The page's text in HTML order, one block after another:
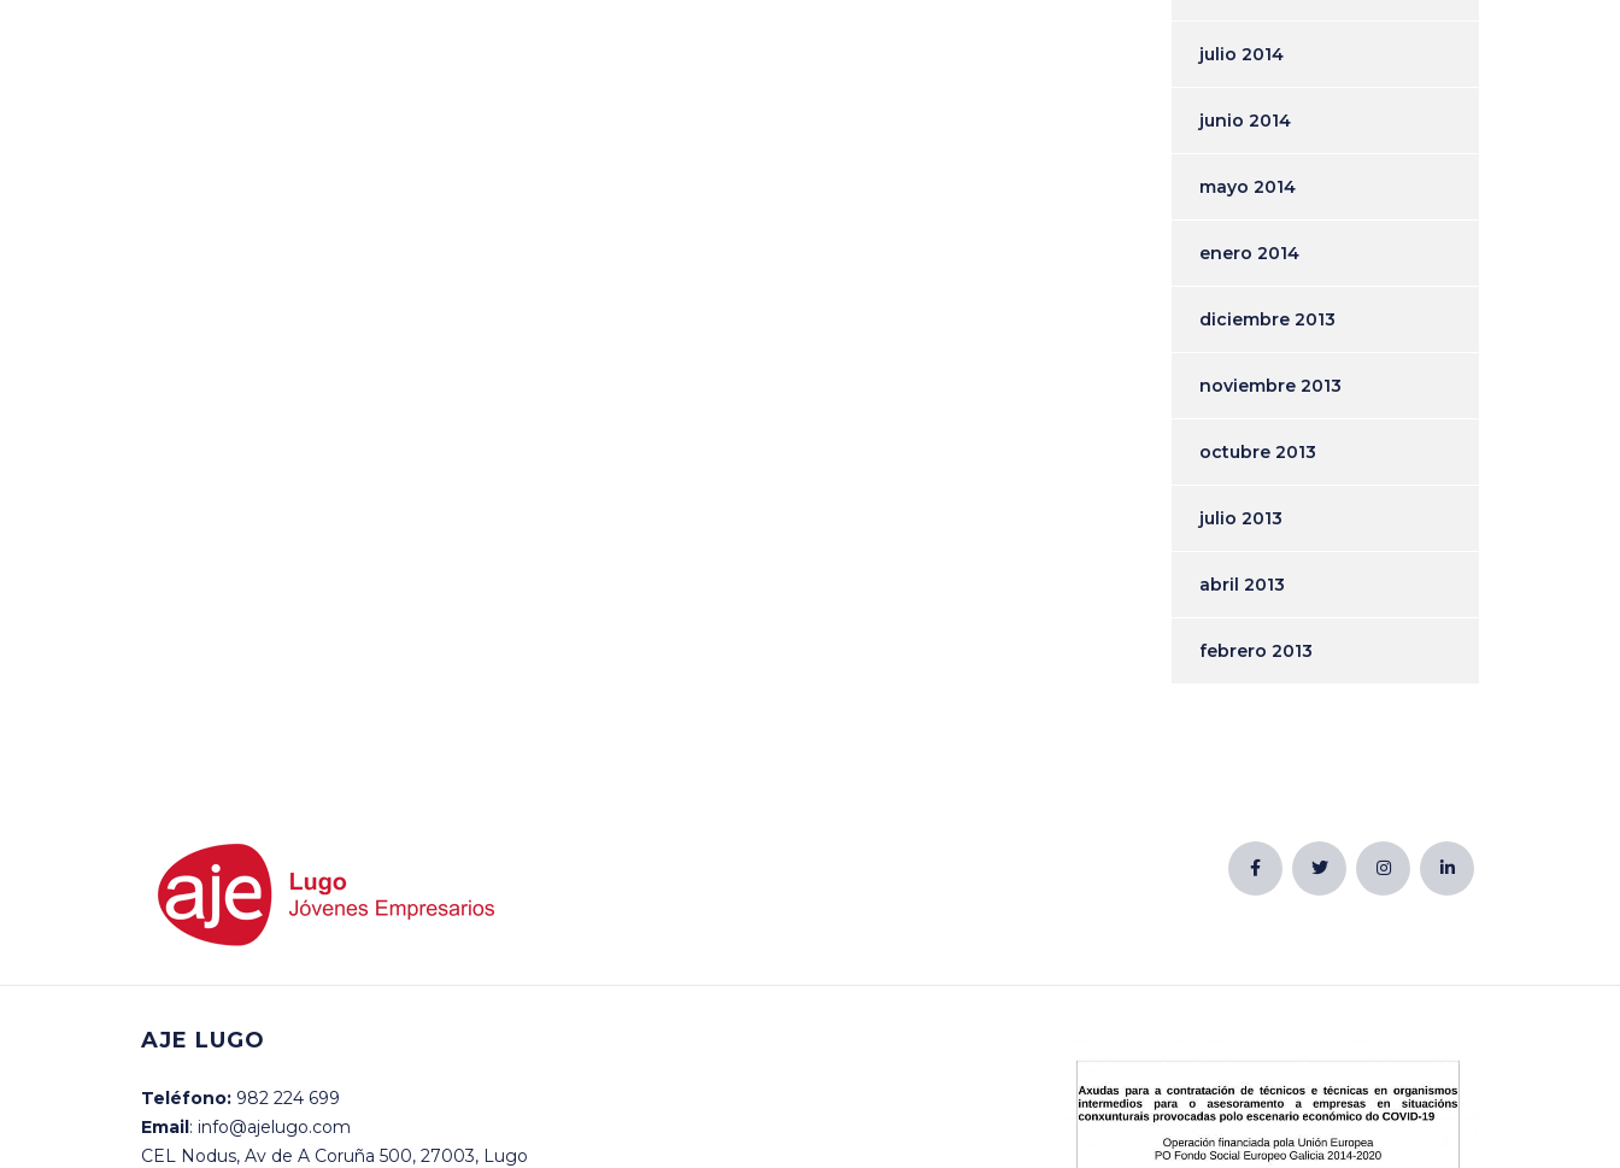
julio 2014
junio 2014
mayo 2014
enero 2014
diciembre 2013
noviembre 2013
octubre 2013
julio 2013
abril 2013
febrero 2013
AJE LUGO
Teléfono: 982 224 699
Email: info@ajelugo.com
CEL Nodus, Av de A Coruña 500, 27003, Lugo